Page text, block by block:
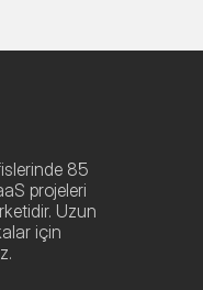
85
projeleri
Uzun
için